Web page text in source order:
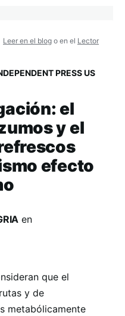
Leer en el blog o en el Lector
PRESS US
el
y el
efecto
en
que el
y de
metabólicamente